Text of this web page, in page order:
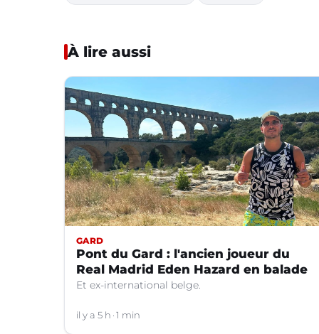
À lire aussi
GARD
Pont du Gard : l'ancien joueur du
Real Madrid Eden Hazard en balade
Et ex-international belge.
il y a 5 h 1 min